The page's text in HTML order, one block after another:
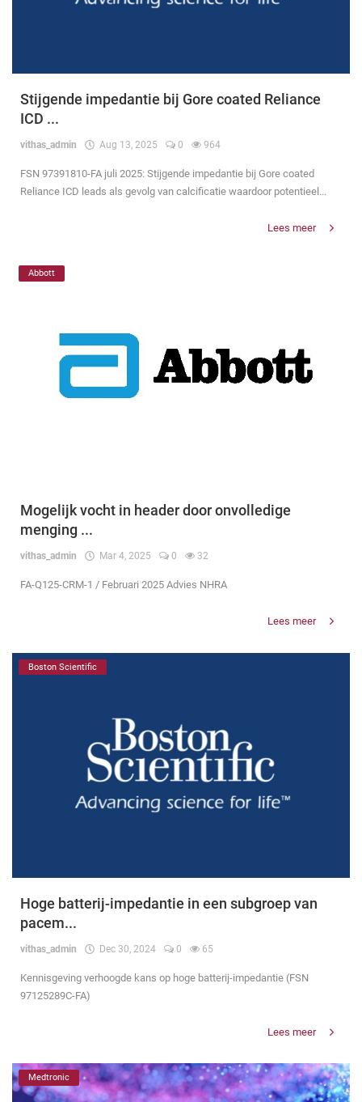
Stijgende impedantie bij Gore coated Reliance
ICD ...
vithas_admin Aug 13, 2025 0 964
FSN 97391810-FA juli 2025: Stijgende impedantie bij Gore coated
Reliance ICD leads als gevolg van calcificatie waardoor potentieel...
Lees meer
Abbott
Mogelijk vocht in header door onvolledige
menging ...
vithas_admin Mar 4, 2025 0 32
FA-Q125-CRM-1 / Februari 2025 Advies NHRA
Lees meer
Boston Scientific
Hoge batterij-impedantie in een subgroep van
pacem...
vithas_admin Dec 30, 2024 0 65
Kennisgeving verhoogde kans op hoge batterij-impedantie (FSN
97125289C-FA)
Lees meer
Medtronic